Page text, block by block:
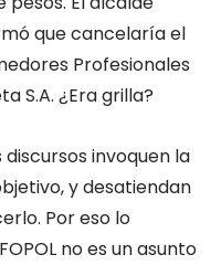
que cancelaría el
Profesionales
S.A. ¿Era grilla?
invoquen la
y desatiendan
Por eso lo
no es un asunto